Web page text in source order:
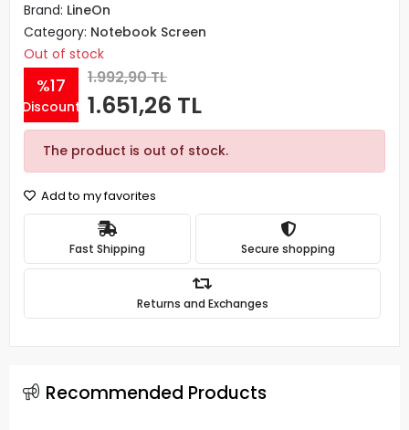
Brand: LineOn
Category: Notebook Screen
Out of stock
%17
Discount
1.992,90 TL
1.651,26 TL
The product is out of stock.
Add to my favorites
Fast Shipping Secure shopping
Returns and Exchanges
Recommended Products